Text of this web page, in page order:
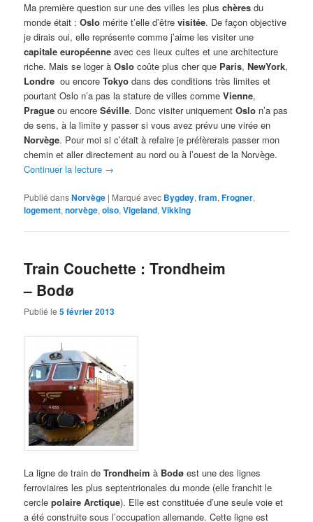
Ma première question sur une des villes les pluschères du
monde était :Oslo mérite t’elle d’êtrevisitée. De façon objective
je dirais oui, elle représente comme j’aime les visiter une
capitale européenne avec ces lieux cultes et une architecture
riche. Mais se loger àOslo coûte plus cher que Paris,NewYork,
Londre ou encoreTokyo dans des conditions très limites et
pourtant Oslo n’a pas la stature de villes commeVienne,
Prague ou encoreSéville. Donc visiter uniquementOslo n’a pas
de sens, à la limite y passer si vous avez prévu une virée en
Norvège. Pour moi si c’était à refaire je préfèrerais passer mon
chemin et aller directement au nord ou à l’ouest de la Norvège.
Continuer la lecture →
Publié dansNorvège | Marqué avec Bygdøy,fram,Frogner,
logement,norvège,olso,Vigeland,Vikking
Train Couchette : Trondheim
– Bodø
Publié le5 février 2013
La ligne de train deTrondheim à Bodø est une des lignes
ferroviaires les plus septentrionales du monde (elle franchit le
cerclepolaire Arctique). Elle est constituée d’une seule voie et
a été construite sous l’occupation allemande. Cette ligne est